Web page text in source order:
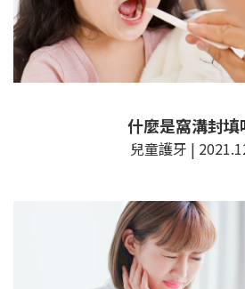
什麼是窩溝封填
兒童護牙 |